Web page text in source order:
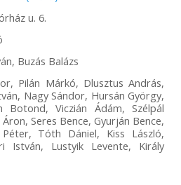
u. 6.
Buzás Balázs
Pilán Márkó, Dlusztus András,
Nagy Sándor, Hursán György,
Botond, Viczián Ádám, Szélpál
Seres Bence, Gyurján Bence,
Tóth Dániel, Kiss László,
István, Lustyik Levente, Király